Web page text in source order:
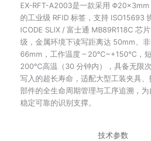
EX-RFT-A2003是一款采用 Φ20×3mm
的工业级 RFID 标签，支持 ISO15693
ICODE SLIX / 富士通 MB89R118C 芯
级，金属环境下读写距离达 50mm、
66mm，工作温度 – 20℃~+150℃，
200℃高温（30 分钟内），具备无限
写入的超长寿命，适配大型工装夹具
部件的全生命周期管理与工序追溯，
稳定可靠的识别支撑。
技术参数